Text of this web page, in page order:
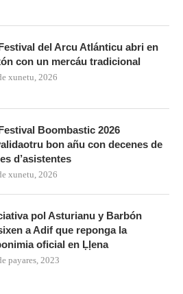
del Arcu Atlánticu abri en
con un mercáu tradicional
xunetu, 2026
Boombastic 2026
bon añu con decenes de
d’asistentes
xunetu, 2026
pol Asturianu y Barbón
a Adif que reponga la
oficial en Ḷḷena
payares, 2023